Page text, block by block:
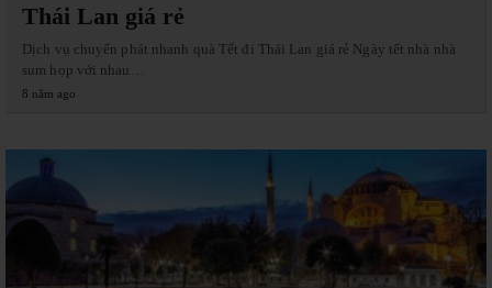
Thái Lan giá rẻ
Dịch vụ chuyển phát nhanh quà Tết đi Thái Lan giá rẻ Ngày tết nhà nhà
sum họp với nhau…
8 năm ago